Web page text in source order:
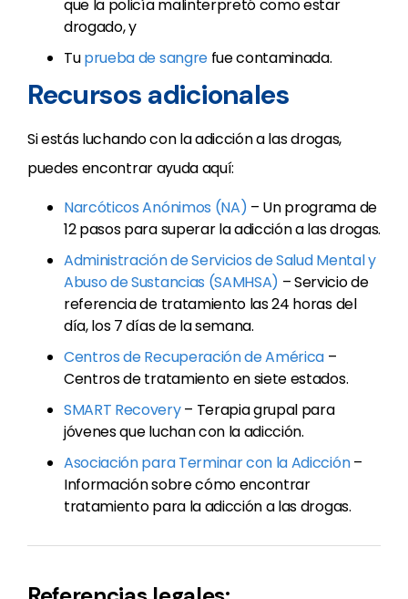
que la policía malinterpretó como estar
drogado, y
Tuprueba de sangrefue contaminada.
Recursos adicionales
Si estás luchando con la adicción a las drogas,
puedes encontrar ayuda aquí:
Narcóticos Anónimos (NA) – Un programa de
12 pasos para superar la adicción a las drogas.
Administración de Servicios de Salud Mental y
Abuso de Sustancias (SAMHSA) – Servicio de
referencia de tratamiento las 24 horas del
día, los 7 días de la semana.
Centros de Recuperación de América –
Centros de tratamiento en siete estados.
SMART Recovery– Terapia grupal para
jóvenes que luchan con la adicción.
Asociación para Terminar con la Adicción–
Información sobre cómo encontrar
tratamiento para la adicción a las drogas.